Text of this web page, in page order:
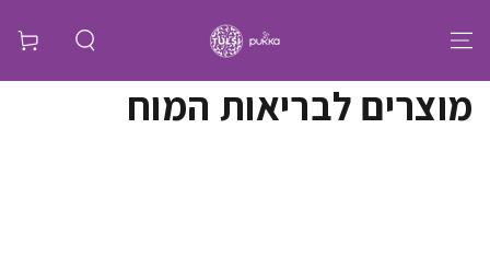
קולקציה:
מוצרים לבריאות המוח